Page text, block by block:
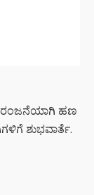
ಹಣ
ಶುಭವಾರ್ತೆ.